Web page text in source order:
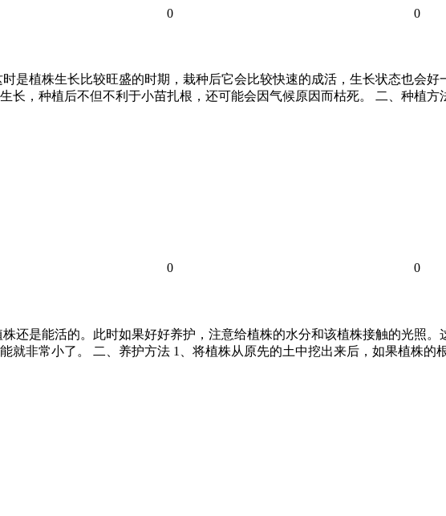
0 0
是植株生长比较旺盛的时期，栽种后它会比较快速的成活，生长状态也会
长，种植后不但不利于小苗扎根，还可能会因气候原因而枯死。 二、种植
0 0
还是能活的。此时如果好好养护，注意给植株的水分和该植株接触的光照
就非常小了。 二、养护方法 1、将植株从原先的土中挖出来后，如果植株的